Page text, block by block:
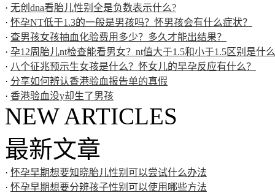
· 无创dna看胎儿性别全是负数表示什么?
· 怀孕NT低于1.3的一般是男孩吗？怀男孩会有什么症状？
· 查男孩女孩抽血化验费用多少？多久才能出结果？
· 孕12周胎儿nt检查能看男女？nt值大于1.5和小于1.5区别是什
· 八个征兆预示生女孩是什么？怀女儿的早孕反应有什么？
· 分享如何辨认香港验血报告单的真假
· 香港验血没y却生了男孩
NEW ARTICLES
最新文章
· 怀孕早期想要知晓胎儿性别可以尝试什么办法
· 怀孕早期想要分辨孩子性别可以使用哪些方法